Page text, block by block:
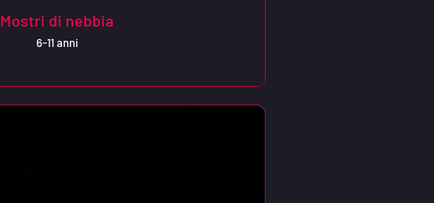
Mostri di nebbia
6-11 anni